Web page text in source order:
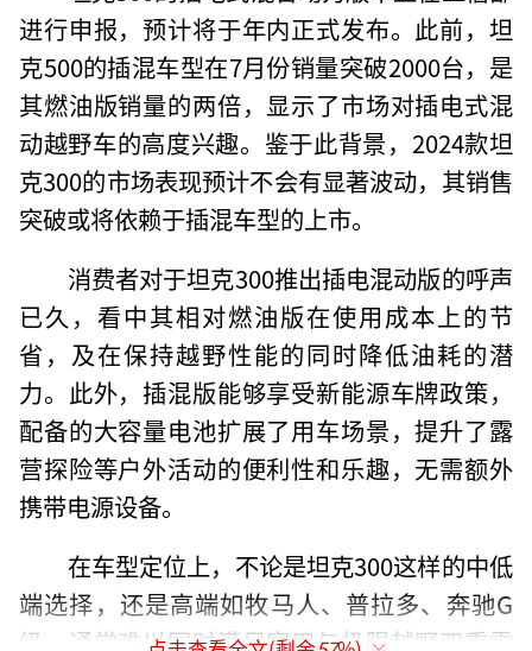
进行申报，预计将于年内正式发布。此前，坦
克500的插混车型在7月份销量突破2000台，是
其燃油版销量的两倍，显示了市场对插电式混
动越野车的高度兴趣。鉴于此背景，2024款坦
克300的市场表现预计不会有显著波动，其销售
突破或将依赖于插混车型的上市。
消费者对于坦克300推出插电混动版的呼声
已久，看中其相对燃油版在使用成本上的节
省，及在保持越野性能的同时降低油耗的潜
力。此外，插混版能够享受新能源车牌政策，
配备的大容量电池扩展了用车场景，提升了露
营探险等户外活动的便利性和乐趣，无需额外
携带电源设备。
在车型定位上，不论是坦克300这样的中低
端选择，还是高端如牧马人、普拉多、奔驰G
级，通常难以同时满足家用与极限越野双重需